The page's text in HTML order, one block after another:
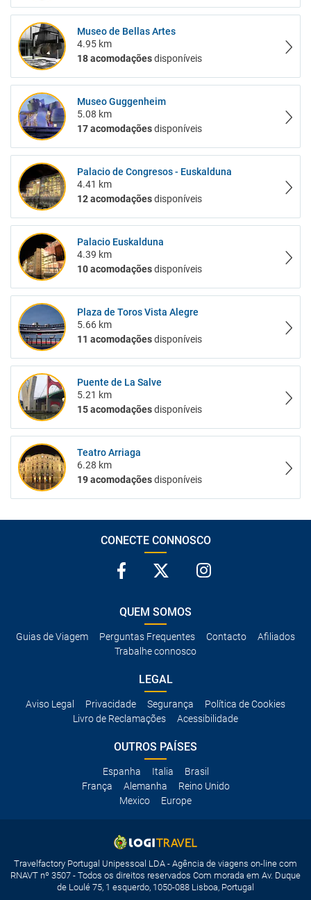
Museo de Bellas Artes
4.95 km
18 acomodaçõesdisponíveis
Museo Guggenheim
5.08 km
17 acomodaçõesdisponíveis
Palacio de Congresos - Euskalduna
4.41 km
12 acomodaçõesdisponíveis
Palacio Euskalduna
4.39 km
10 acomodaçõesdisponíveis
Plaza de Toros Vista Alegre
5.66 km
11 acomodaçõesdisponíveis
Puente de La Salve
5.21 km
15 acomodaçõesdisponíveis
Teatro Arriaga
6.28 km
19 acomodaçõesdisponíveis
CONECTE CONNOSCO
QUEM SOMOS
Guias de Viagem Perguntas Frequentes Contacto
Afiliados
Trabalhe connosco
LEGAL
Aviso Legal Privacidade Segurança
Política de Cookies
Livro de Reclamações
Acessibilidade
OUTROS PAÍSES
Espanha Italia
Brasil
França
Alemanha
Reino Unido
Mexico
Europe
Travelfactory Portugal Unipessoal LDA - Agência de viagens on-line com
RNAVT nº 3507 - Todos os direitos reservados Com morada em Av. Duque
de Loulé 75, 1 esquerdo, 1050-088 Lisboa, Portugal